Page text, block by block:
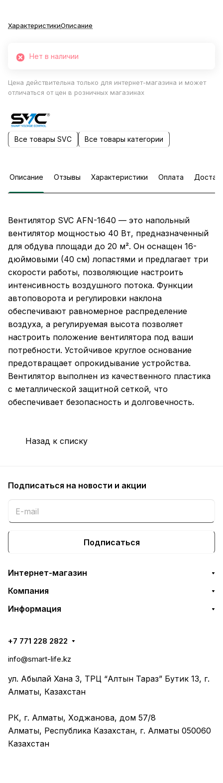
ХарактеристикиОписание
Нет в наличии
Цена действительна только для интернет-магазина и может
отличаться от цен в розничных магазинах
Все товары SVC Все товары категории
Описание Отзывы Характеристики Оплата
Вентилятор SVC AFN-1640 — это напольный
вентилятор мощностью 40 Вт, предназначенный
для обдува площади до 20 м². Он оснащен 16-
дюймовыми (40 см) лопастями и предлагает три
скорости работы, позволяющие настроить
интенсивность воздушного потока. Функции
автоповорота и регулировки наклона
обеспечивают равномерное распределение
воздуха, а регулируемая высота позволяет
настроить положение вентилятора под ваши
потребности. Устойчивое круглое основание
предотвращает опрокидывание устройства.
Вентилятор выполнен из качественного пластика
с металлической защитной сеткой, что
обеспечивает безопасность и долговечность.
Назад к списку
Подписаться на новости и акции
Подписаться
Интернет-магазин
Компания
Информация
+7 771 228 2822
info@smart-life.kz
ул. Абылай Хана 3, ТРЦ “Алтын Тараз” Бутик 13, г.
Алматы, Казахстан
РК, г. Алматы, Ходжанова, дом 57/8
Алматы, Республика Казахстан, г. Алматы 050060
Казахстан